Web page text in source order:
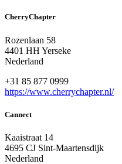
CherryChapter
Rozenlaan 58
4401 HH Yerseke
Nederland
+31 85 877 0999
https://www.cherrychapter.nl/
Cannect
Kaaistraat 14
4695 CJ Sint-Maartensdijk
Nederland